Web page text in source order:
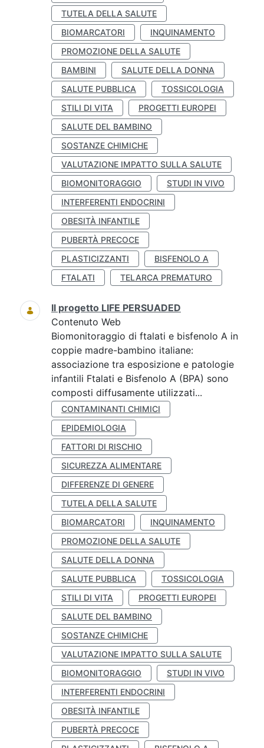
TUTELA DELLA SALUTE
BIOMARCATORI
INQUINAMENTO
PROMOZIONE DELLA SALUTE
BAMBINI
SALUTE DELLA DONNA
SALUTE PUBBLICA
TOSSICOLOGIA
STILI DI VITA
PROGETTI EUROPEI
SALUTE DEL BAMBINO
SOSTANZE CHIMICHE
VALUTAZIONE IMPATTO SULLA SALUTE
BIOMONITORAGGIO
STUDI IN VIVO
INTERFERENTI ENDOCRINI
OBESITÀ INFANTILE
PUBERTÀ PRECOCE
PLASTICIZZANTI
BISFENOLO A
FTALATI
TELARCA PREMATURO
Il progetto LIFE PERSUADED
Contenuto Web
Biomonitoraggio di ftalati e bisfenolo A in
coppie madre-bambino italiane:
associazione tra esposizione e patologie
infantili Ftalati e Bisfenolo A (BPA) sono
composti diffusamente utilizzati...
CONTAMINANTI CHIMICI
EPIDEMIOLOGIA
FATTORI DI RISCHIO
SICUREZZA ALIMENTARE
DIFFERENZE DI GENERE
TUTELA DELLA SALUTE
BIOMARCATORI
INQUINAMENTO
PROMOZIONE DELLA SALUTE
SALUTE DELLA DONNA
SALUTE PUBBLICA
TOSSICOLOGIA
STILI DI VITA
PROGETTI EUROPEI
SALUTE DEL BAMBINO
SOSTANZE CHIMICHE
VALUTAZIONE IMPATTO SULLA SALUTE
BIOMONITORAGGIO
STUDI IN VIVO
INTERFERENTI ENDOCRINI
OBESITÀ INFANTILE
PUBERTÀ PRECOCE